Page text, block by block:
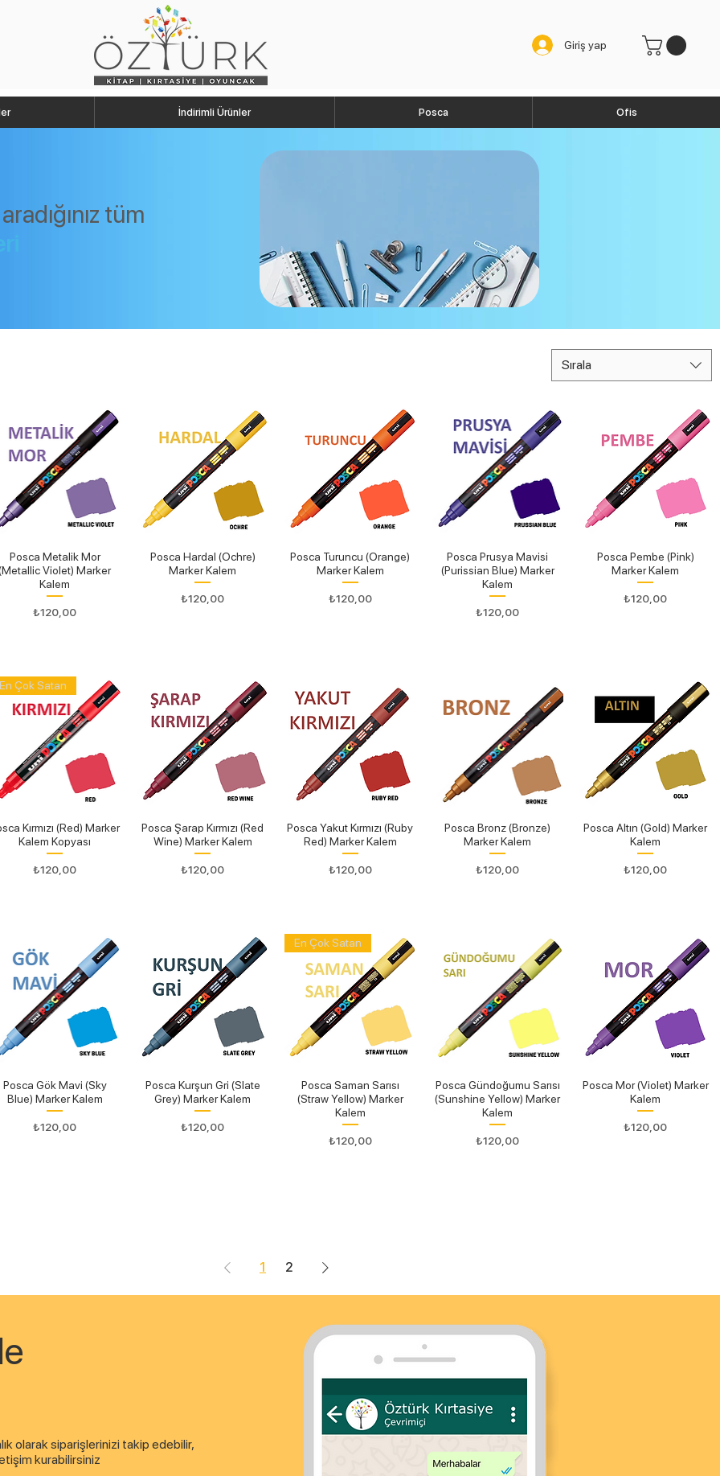
Giriş yap
İndirimli Ürünler Posca Ofis
tüm
Sırala
Posca Metalik Mor
Violet) Marker
Kalem
Fiyat
₺120,00
Posca Hardal (Ochre)
Marker Kalem
Fiyat
₺120,00
Posca Turuncu (Orange)
Marker Kalem
Fiyat
₺120,00
Posca Prusya Mavisi
(Purissian Blue) Marker
Kalem
Fiyat
₺120,00
Posca Pembe (Pink)
Marker Kalem
Fiyat
₺120,00
En Çok Satan
Kırmızı (Red) Marker
Kalem Kopyası
Fiyat
₺120,00
Posca Şarap Kırmızı (Red
Wine) Marker Kalem
Fiyat
₺120,00
Posca Yakut Kırmızı (Ruby
Red) Marker Kalem
Fiyat
₺120,00
Posca Bronz (Bronze)
Marker Kalem
Fiyat
₺120,00
Posca Altın (Gold) Marker
Kalem
Fiyat
₺120,00
Posca Gök Mavi (Sky
Blue) Marker Kalem
Fiyat
₺120,00
Posca Kurşun Gri (Slate
Grey) Marker Kalem
Fiyat
₺120,00
En Çok Satan
Posca Saman Sarısı
(Straw Yellow) Marker
Kalem
Fiyat
₺120,00
Posca Gündoğumu Sarısı
(Sunshine Yellow) Marker
Kalem
Fiyat
₺120,00
Posca Mor (Violet) Marker
Kalem
Fiyat
₺120,00
1 2
olarak siparişlerinizi takip edebilir,
kurabilirsiniz